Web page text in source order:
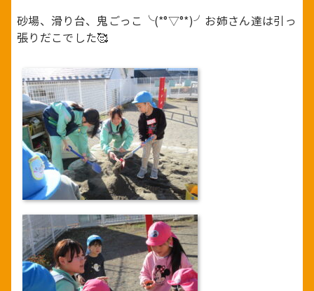
砂場、滑り台、鬼ごっこ╰(*°▽°*)╯お姉さん達は引っ
張りだこでした🥰